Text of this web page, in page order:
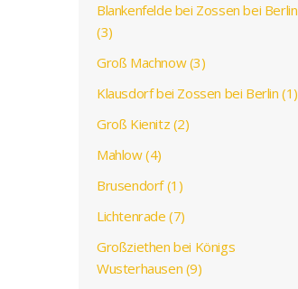
Blankenfelde bei Zossen bei Berlin
(3)
Groß Machnow (3)
Klausdorf bei Zossen bei Berlin (1)
Groß Kienitz (2)
Mahlow (4)
Brusendorf (1)
Lichtenrade (7)
Großziethen bei Königs
Wusterhausen (9)